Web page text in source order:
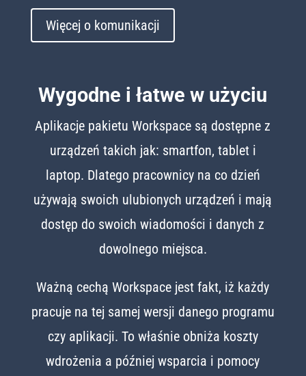
Więcej o komunikacji
Wygodne i łatwe w użyciu
Aplikacje pakietu Workspace są dostępne z
urządzeń takich jak: smartfon, tablet i
laptop. Dlatego pracownicy na co dzień
używają swoich ulubionych urządzeń i mają
dostęp do swoich wiadomości i danych z
dowolnego miejsca.
Ważną cechą Workspace jest fakt, iż każdy
pracuje na tej samej wersji danego programu
czy aplikacji. To właśnie obniża koszty
wdrożenia a później wsparcia i pomocy